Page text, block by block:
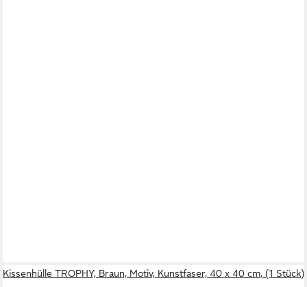
Kissenhülle TROPHY, Braun, Motiv, Kunstfaser, 40 x 40 cm, (1 Stück)